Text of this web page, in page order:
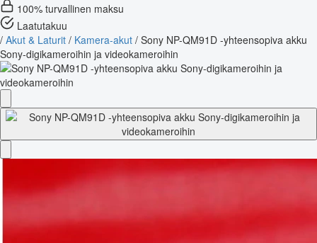
100% turvallinen maksu
Laatutakuu
/ Akut & Laturit / Kamera-akut / Sony NP-QM91D -yhteensopiva akku
Sony-digikameroihin ja videokameroihin